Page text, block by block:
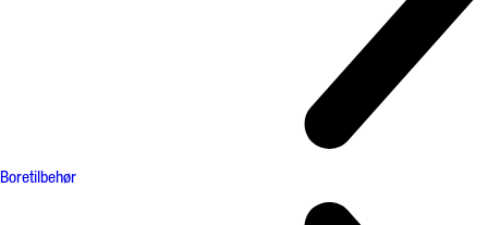
Boretilbehør